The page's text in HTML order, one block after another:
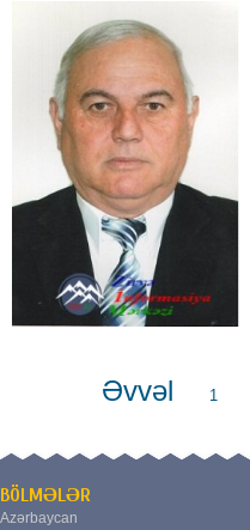
Əvvəl 1
BÖLMƏLƏR
Azərbaycan